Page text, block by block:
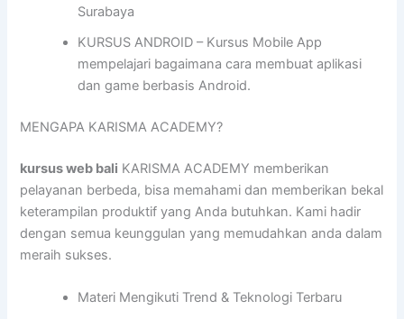
Surabaya
KURSUS ANDROID – Kursus Mobile App
mempelajari bagaimana cara membuat aplikasi
dan game berbasis Android.
MENGAPA KARISMA ACADEMY?
kursus web bali KARISMA ACADEMY memberikan
pelayanan berbeda, bisa memahami dan memberikan bekal
keterampilan produktif yang Anda butuhkan. Kami hadir
dengan semua keunggulan yang memudahkan anda dalam
meraih sukses.
Materi Mengikuti Trend & Teknologi Terbaru